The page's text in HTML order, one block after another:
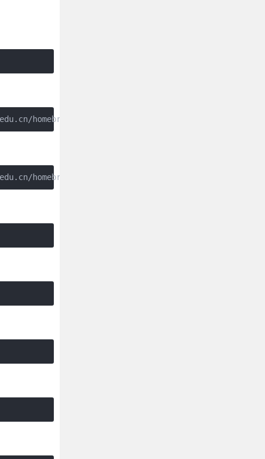
homebrew-core.git
homebrew-cask.git